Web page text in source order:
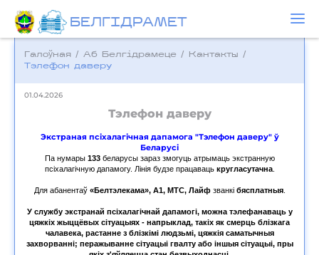
БЕЛГIДРAМЕТ
Галоўная / Аб Белгідрамеце / Кантакты /
Тэлефон даверу
01.04.2026
Тэлефон даверу
Экстраная псіхалагічная дапамога "Тэлефон даверу" ў
Беларусі
Па нумары 133беларусы зараз змогуць атрымаць экстранную
псіхалагічную дапамогу. Лінія будзе працаваць кругласутачна.
Для абанентаў «Белтэлекама», А1, МТС, Лайфзванкі бясплатныя.
У службу экстранай псіхалагічнай дапамогі, можна тэлефанаваць у
цяжкіх жыццёвых сітуацыях - напрыклад, такіх як смерць блізкага
чалавека, растанне з блізкімі людзьмі, цяжкія саматычныя
захворванні; перажыванне сітуацыі гвалту або іншыя сітуацыі, пры